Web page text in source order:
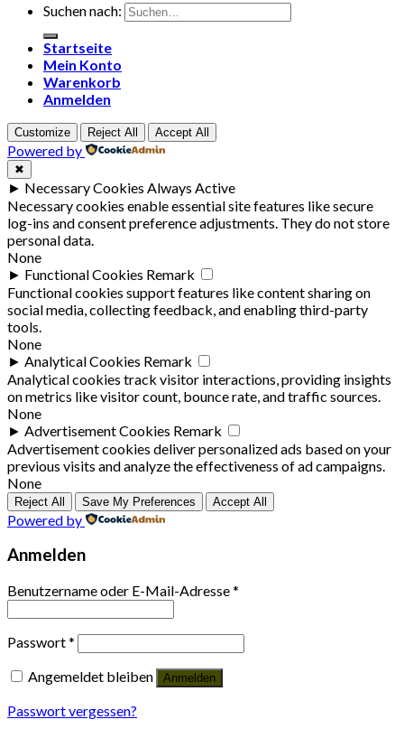
Suchen nach:
Startseite
Mein Konto
Warenkorb
Anmelden
Customize Reject All Accept All
Powered by
✖
► Necessary Cookies Always Active
Necessary cookies enable essential site features like secure
log-ins and consent preference adjustments. They do not store
personal data.
None
► Functional Cookies Remark
Functional cookies support features like content sharing on
social media, collecting feedback, and enabling third-party
tools.
None
► Analytical Cookies Remark
Analytical cookies track visitor interactions, providing insights
on metrics like visitor count, bounce rate, and traffic sources.
None
► Advertisement Cookies Remark
Advertisement cookies deliver personalized ads based on your
previous visits and analyze the effectiveness of ad campaigns.
None
Reject All Save My Preferences Accept All
Powered by
Anmelden
Benutzername oder E-Mail-Adresse*
Passwort*
Angemeldet bleiben
Anmelden
Passwort vergessen?